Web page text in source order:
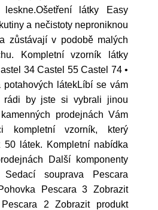
látky Easy
a nečistoty neproniknou
zůstávají v podobě malých
Kompletní vzorník látky
34 Castel 55 Castel 74 •
potahových látekLíbí se vám
rádi by jste si vybrali jinou
prodejnách Vám
kompletní vzorník, který
látek. Kompletní nabídka
Další komponenty
souprava Pescara
Pescara 3 Zobrazit
2 Zobrazit produkt